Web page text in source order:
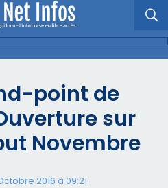
point de
sur
Novembre
2016 à 09:21